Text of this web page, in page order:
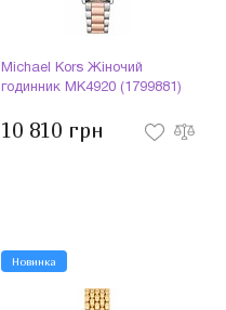
Michael Kors Жіночий
годинник MK4920 (1799881)
10 810 грн
Новинка